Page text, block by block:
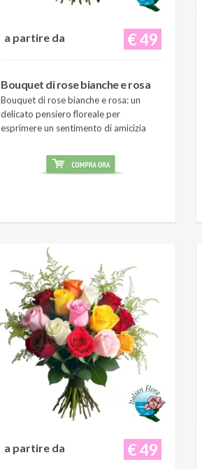
€ 49
a partire da
Bouquet di rose bianche e rosa
Bouquet di rose bianche e rosa: un
delicato pensiero floreale per
esprimere un sentimento di amicizia
€ 49
a partire da